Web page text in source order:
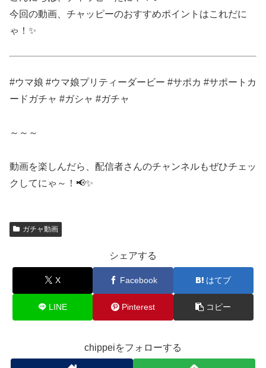
今回の動画、チャッピーのおすすめポイントはこれだに
ゃ！✨
#ウマ娘 #ウマ娘プリティーダービー #サポカ #サポートカ
ードガチャ #ガシャ #ガチャ
～～～
動画を楽しんだら、配信者さんのチャンネルもぜひチェッ
クしてにゃ～！📢✨
ガチャ動画
シェアする
X Facebook はてブ
LINE Pinterest コピー
chippeiをフォローする